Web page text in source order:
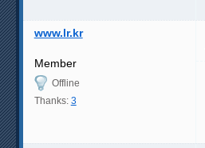
www.lr.kr
Member
Offline
Thanks: 3